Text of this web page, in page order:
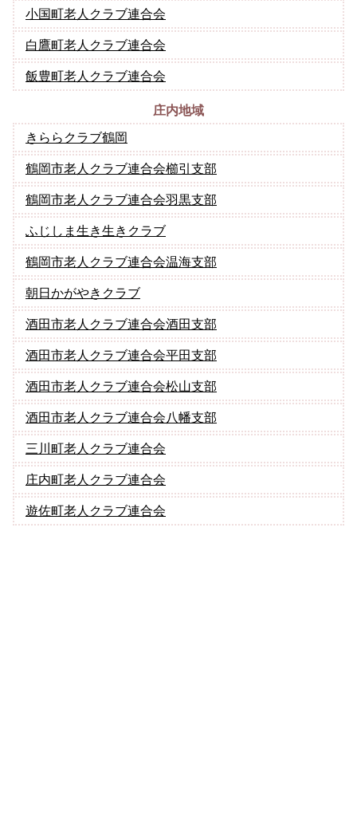
小国町老人クラブ連合会
白鷹町老人クラブ連合会
飯豊町老人クラブ連合会
庄内地域
きららクラブ鶴岡
鶴岡市老人クラブ連合会櫛引支部
鶴岡市老人クラブ連合会羽黒支部
ふじしま生き生きクラブ
鶴岡市老人クラブ連合会温海支部
朝日かがやきクラブ
酒田市老人クラブ連合会酒田支部
酒田市老人クラブ連合会平田支部
酒田市老人クラブ連合会松山支部
酒田市老人クラブ連合会八幡支部
三川町老人クラブ連合会
庄内町老人クラブ連合会
遊佐町老人クラブ連合会